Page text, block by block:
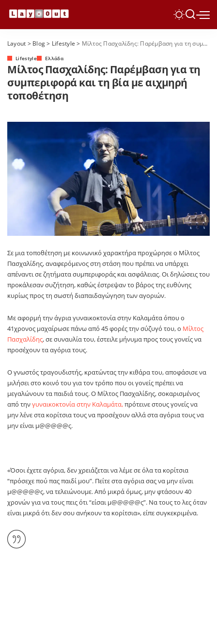
Layout > Blog> Lifestyle > Μίλτος Πασχαλίδης: Παρέμβαση για τη συμπεριφορά και τη βία με αιχμηρή τοποθέτηση
Lifestyle Ελλάδα
Μίλτος Πασχαλίδης: Παρέμβαση για τη
συμπεριφορά και τη βία με αιχμηρή
τοποθέτηση
Σε μια τοποθέτηση με κοινωνικό χαρακτήρα προχώρησε ο Μίλτος
Πασχαλίδης, αναφερόμενος στη στάση που πρέπει να υπάρχει
απέναντι σε ζητήματα συμπεριφοράς και ασφάλειας. Οι δηλώσεις του
προκάλεσαν συζήτηση, καθώς έστρεψαν το βάρος της ευθύνης
κυρίως προς τη σωστή διαπαιδαγώγηση των αγοριών.
Με αφορμή την άγρια γυναικοκτονία στην Καλαμάτα όπου ο
41χρονος μαχαίρωσε πάνω από 45 φορές την σύζυγό του, ο Μίλτος
Πασχαλίδης, σε συναυλία του, έστειλε μήνυμα προς τους γονείς να
προσέχουν τα αγόρια τους.
Ο γνωστός τραγουδιστής, κρατώντας την κιθάρα του, αποφάσισε να
μιλήσει στο κοινό του για τον τρόπο που οι γονείς πρέπει να
μεγαλώνουν τα παιδιά τους. Ο Μίλτος Πασχαλίδης, σοκαρισμένος
από τηνγυναικοκτονία στην Καλαμάτα,πρότεινε στους γονείς να
μην λένε στα κορίτσια τους να προσέχουν αλλά στα αγόρια τους να
μην είναι μ@@@@@ς.
«Όσοι έχετε αγόρια, δεν χρειάζεται να λέμε σε όλα τα κορίτσια
“πρόσεχε πού πας παιδί μου”. Πείτε στα αγόρια σας να μην είναι
μ@@@@@ς, να τελειώνουμε. Από μικρά όμως, μην φτάσουν 40
χρονών για να τους πεις ότι “είσαι μ@@@@@ς”. Να τους το λες όταν
είναι μικρά ότι δεν σου ανήκουν τα κορίτσια», είπε συγκεκριμένα.